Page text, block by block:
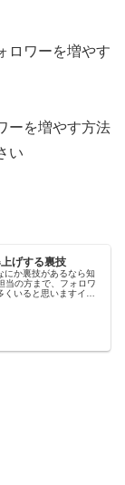
ロワーを増やす
ーを増やす方法
い
げする裏技
にか裏技があるなら知
当の方まで、フォロワ
くいると思いますイン